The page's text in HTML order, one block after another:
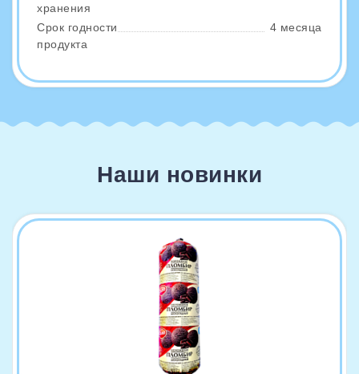
хранения
Срок годности
продукта
4 месяца
Наши новинки